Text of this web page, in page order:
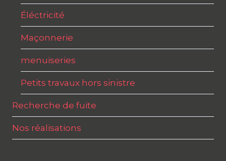
Éléctricité
Maçonnerie
menuiseries
Petits travaux hors sinistre
Recherche de fuite
Nos réalisations